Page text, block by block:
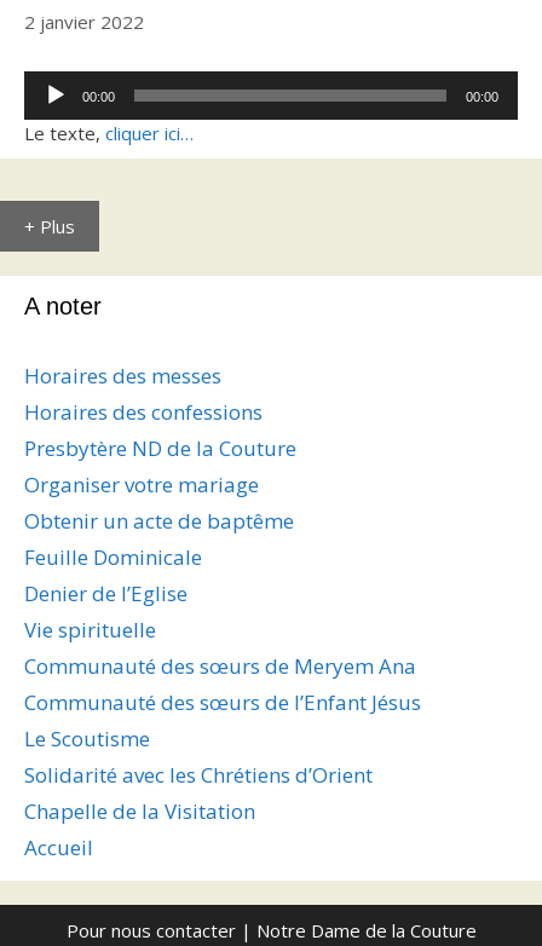
2 janvier 2022
Lecteur
audio
00:00 00:00
Le texte, cliquer ici…
+ Plus
A noter
Horaires des messes
Horaires des confessions
Presbytère ND de la Couture
Organiser votre mariage
Obtenir un acte de baptême
Feuille Dominicale
Denier de l’Eglise
Vie spirituelle
Communauté des sœurs de Meryem Ana
Communauté des sœurs de l’Enfant Jésus
Le Scoutisme
Solidarité avec les Chrétiens d’Orient
Chapelle de la Visitation
Accueil
Pour nous contacter| Notre Dame de la Couture